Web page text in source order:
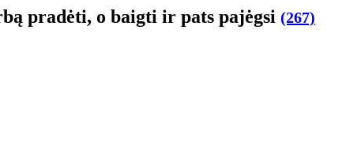
pra­dė­ti, o baig­ti ir pats pa­jėg­si (267)